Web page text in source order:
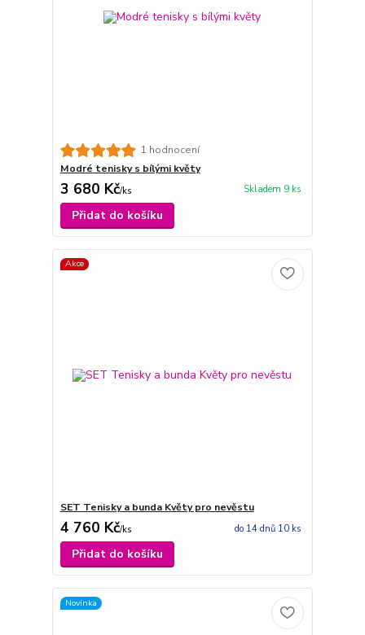
1 hodnocení
Modré tenisky s bílými květy
3 680 Kč/ks Skladem 9 ks
Přidat do košíku
Akce
SET Tenisky a bunda Květy pro nevěstu
4 760 Kč/ks do 14 dnů 10 ks
Přidat do košíku
Novinka